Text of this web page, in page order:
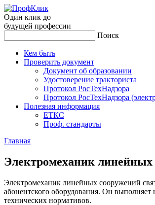
Один клик до
будущей профессии
Поиск
Кем быть
Проверить документ
Документ об образовании
Удостоверение тракториста
Протокол РосТехНадзора
Протокол РосТехНадзора
Полезная информация
ЕТКС
Проф. стандарты
Главная
Элек­тро­меха­ник ли­ней­ных
Электромеханик линейных сооружений
абонентского оборудования. Он
технических нормативов.